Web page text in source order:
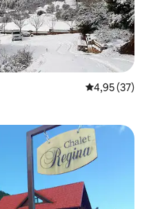
Gemiddelde
4,95 (37)